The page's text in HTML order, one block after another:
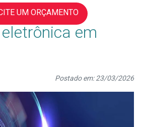
UM ORÇAMENTO
futuro da
em
Postado em: 23/03/2026